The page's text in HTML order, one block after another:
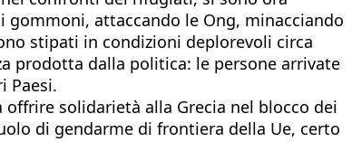
attaccando le Ong, minacciando
stipati in condizioni deplorevoli circa
prodotta dalla politica: le persone arrivate
Paesi.
solidarietà alla Grecia nel blocco dei
di gendarme di frontiera della Ue, certo